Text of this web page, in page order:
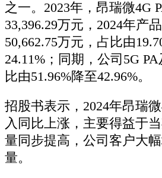
之一。2023年，昂瑞微4G
33,396.29万元，2024年产
50,662.75万元，占比由
24.11%；同期，公司5G
比由51.96%降至42.96%。
招股书表示，2024年昂瑞
入同比上涨，主要得益于
量同步提高，公司客户大
量。